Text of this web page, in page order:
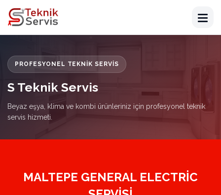
PROFESYONEL TEKNIK SERVIS
S Teknik Servis
Beyaz eşya, klima ve kombi ürünleriniz için profesyonel teknik
servis hizmeti.
MALTEPE GENERAL ELECTRIC